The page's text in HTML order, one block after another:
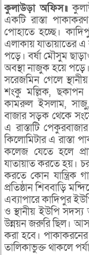
কুলাউড়া অফিস॥
একটি রাস্তা
পোহাতে হচ্ছে।
এলাকায় যাতায়াতের
পড়ে। বর্ষা মৌসুম
অবস্থা নাজুক হয়ে
সরেজমিন গেলে
শংকু মল্লিক, ছকাপন
কামরুল ইসলাম,
বাজার সড়ক থেকে
এ রাস্তাটি
কিলোমিটার এ রাস্তা
কলেজ যেতে হলে
যাতায়াত করতে হয়।
করতে কোন যান্ত্রিক
প্রতিষ্ঠান শিববাড়ি
এব্যাপারে কাদিপুর
ও স্থানীয় ইউপি
উন্নয়ন জরুরি ছিল।
করা হবে।
তালিকাভুক্ত থাকলে